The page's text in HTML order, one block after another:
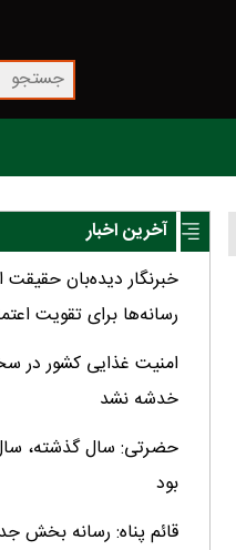
آخرین اخبار
خبرنگار دیده‌بان
رسانه‌ها برای تقویت
امنیت غذایی کشور در
خدشه نشد
حضرتی: سال گذشته،
بود
قائم پناه: رسانه بخش